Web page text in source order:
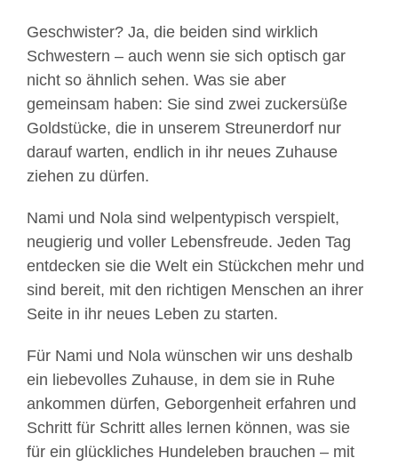
Geschwister? Ja, die beiden sind wirklich
Schwestern – auch wenn sie sich optisch gar
nicht so ähnlich sehen. Was sie aber
gemeinsam haben: Sie sind zwei zuckersüße
Goldstücke, die in unserem Streunerdorf nur
darauf warten, endlich in ihr neues Zuhause
ziehen zu dürfen.
Nami und Nola sind welpentypisch verspielt,
neugierig und voller Lebensfreude. Jeden Tag
entdecken sie die Welt ein Stückchen mehr und
sind bereit, mit den richtigen Menschen an ihrer
Seite in ihr neues Leben zu starten.
Für Nami und Nola wünschen wir uns deshalb
ein liebevolles Zuhause, in dem sie in Ruhe
ankommen dürfen, Geborgenheit erfahren und
Schritt für Schritt alles lernen können, was sie
für ein glückliches Hundeleben brauchen – mit